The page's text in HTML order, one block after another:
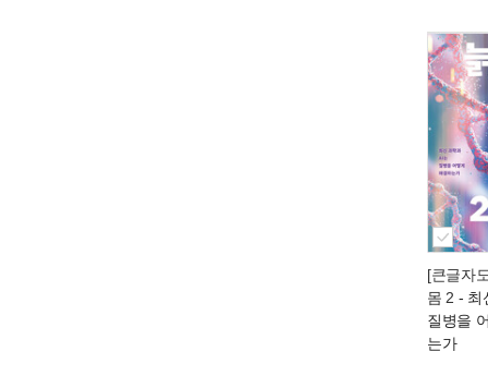
[큰글자
몸 2 - 최
질병을
는가